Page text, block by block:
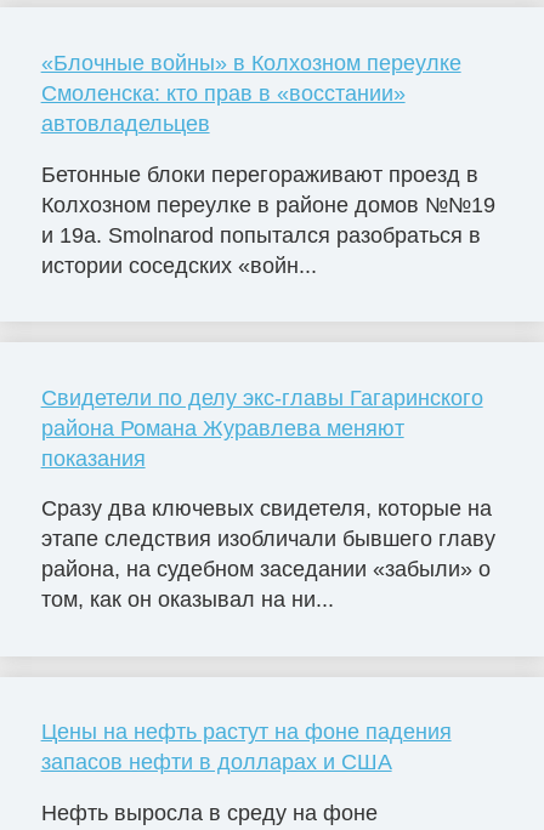
«Блочные войны» в Колхозном переулке
Смоленска: кто прав в «восстании»
автовладельцев
Бетонные блоки перегораживают проезд в
Колхозном переулке в районе домов №№19
и 19а. Smolnarod попытался разобраться в
истории соседских «войн...
Свидетели по делу экс-главы Гагаринского
района Романа Журавлева меняют
показания
Сразу два ключевых свидетеля, которые на
этапе следствия изобличали бывшего главу
района, на судебном заседании «забыли» о
том, как он оказывал на ни...
Цены на нефть растут на фоне падения
запасов нефти в долларах и США
Нефть выросла в среду на фоне